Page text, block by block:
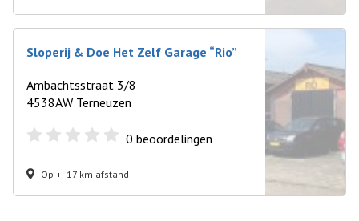
Sloperij & Doe Het Zelf Garage “Rio”
Ambachtsstraat 3/8
4538AW Terneuzen
0 beoordelingen
Op +- 17 km afstand